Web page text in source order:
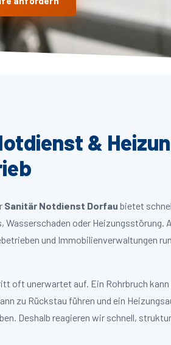
&
Sanitär Notdienst Dorfau bietet
oder Heizungsstörung.
und Immobilienverwaltungen
oft unerwartet auf. Ein Rohrbruch
zu Rückstau führen und ein
Deshalb reagieren wir schnell,